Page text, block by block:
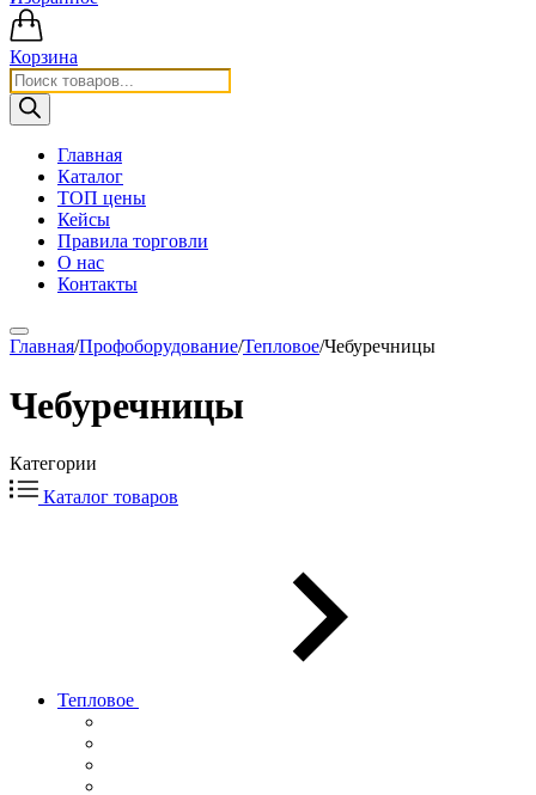
Корзина
Поиск
товаров
Главная
Каталог
ТОП цены
Кейсы
Правила торговли
О нас
Контакты
Главная/Профоборудование/Тепловое/Чебуречницы
Чебуречницы
Категории
Каталог товаров
Тепловое